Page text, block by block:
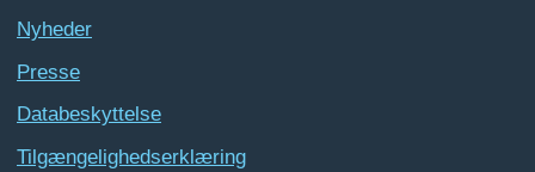
Nyheder
Presse
Databeskyttelse
Tilgængelighedserklæring